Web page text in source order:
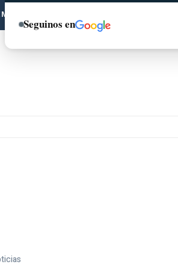
VERDE
Seguinos en